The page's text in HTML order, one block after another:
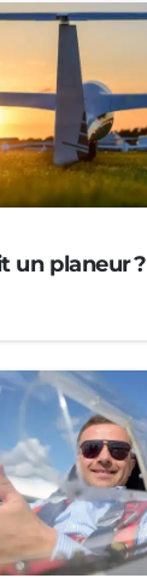
un planeur ?